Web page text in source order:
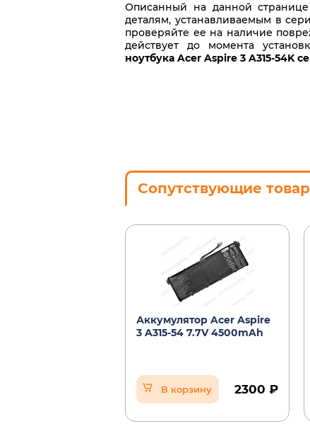
Описанный на данной
деталям, устанавливаемым в
проверяйте ее на наличие
действует до момента
ноутбука Acer Aspire 3 A315-54K
Сопутствующие
Аккумулятор Acer Aspire
3 A315-54 7.7V 4500mAh
В корзину 2300 ₽